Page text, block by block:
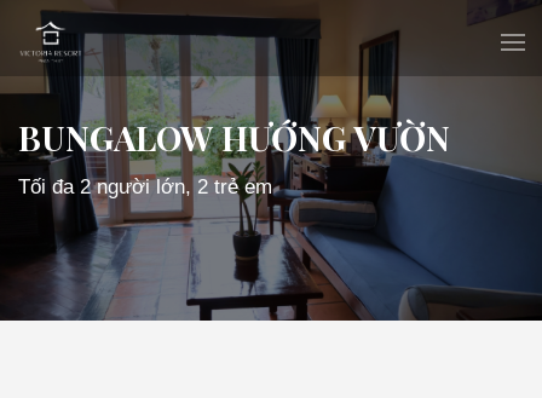
BUNGALOW HƯỚNG VƯỜN
Tối đa 2 người lớn, 2 trẻ em